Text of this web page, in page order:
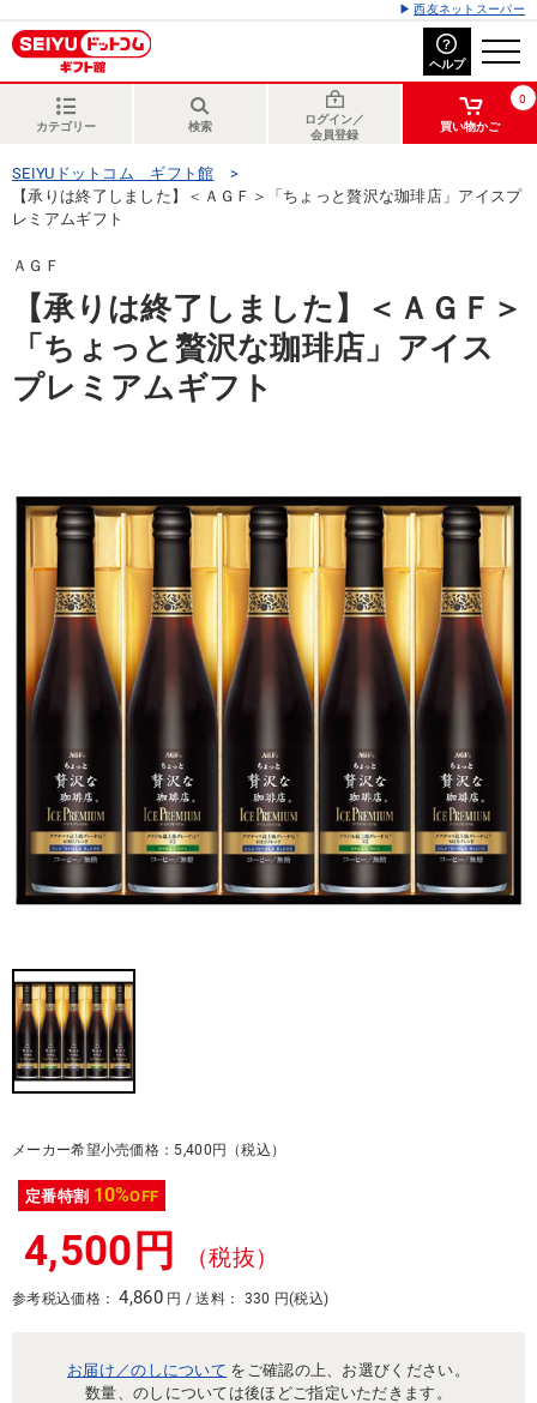
西友ネットスーパー
ヘルプ
カテゴリー 検索
ログイン／
会員登録
0
買い物かご
SEIYUドットコム ギフト館
【承りは終了しました】＜ＡＧＦ＞「ちょっと贅沢な珈琲店」アイスプ
レミアムギフト
ＡＧＦ
【承りは終了しました】＜ＡＧＦ＞
「ちょっと贅沢な珈琲店」アイス
プレミアムギフト
メーカー希望小売価格：5,400円（税込）
定番特割 10%OFF
4,500円 （税抜）
参考税込価格：4,860円 / 送料： 330 円(税込)
お届け／のしについて をご確認の上、お選びください。
数量、のしについては後ほどご指定いただきます。